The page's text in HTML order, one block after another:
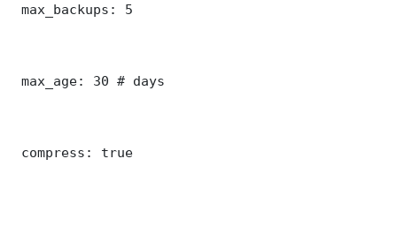
max_backups: 5
max_age: 30 # days
compress: true